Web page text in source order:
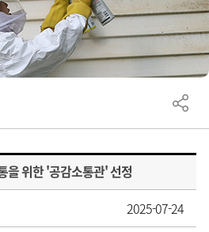
을 위한 '공감소통관' 선정
2025-07-24